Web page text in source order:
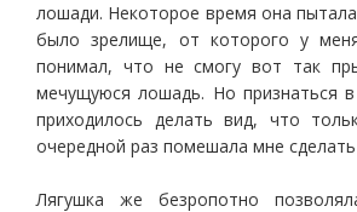
лошади. Некоторое время она
было зрелище, от которого у
понимал, что не смогу вот так
мечущуюся лошадь. Но признаться
приходилось делать вид, что
очередной раз помешала мне
Лягушка же безропотно